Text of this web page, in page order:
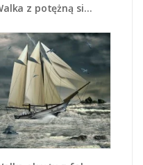
Walka z potężną siłą - GR207